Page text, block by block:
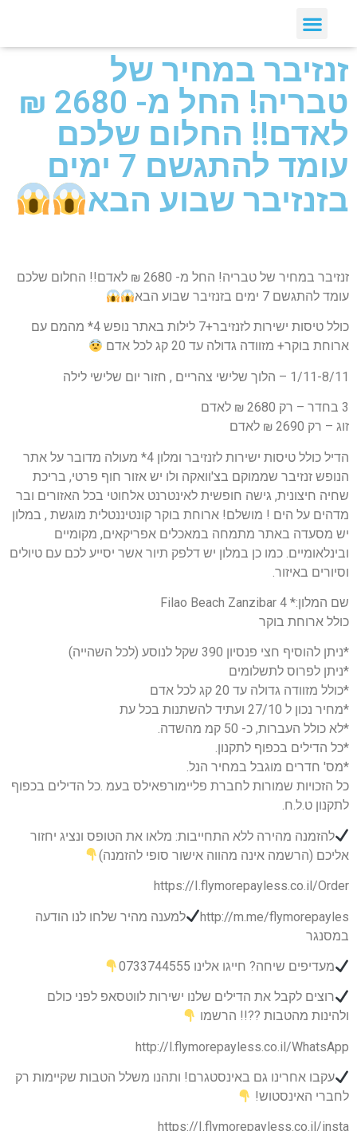
זנזיבר במחיר של
טבריה! החל מ- 2680 ₪
לאדם!! החלום שלכם
עומד להתגשם 7 ימים
בזנזיבר שבוע הבא
זנזיבר במחיר של טבריה! החל מ- 2680 ₪ לאדם!! החלום שלכם
עומד להתגשם 7 ימים בזנזיבר שבוע הבא
כולל טיסות ישירות לזנזיבר+7 לילות באתר נופש 4* מהמם עם
ארוחת בוקר+ מזוודה גדולה עד 20 קג לכל אדם
1/11-8/11 – הלוך שלישי צהריים , חזור יום שלישי לילה
3 בחדר – רק 2680 ₪ לאדם
זוג – רק 2690 ₪ לאדם
הדיל כולל טיסות ישירות לזנזיבר ומלון 4* מעולה מדובר על אתר
הנופש זנזיבר שממוקם בצ'וואקה ולו יש אזור חוף פרטי, בריכת
שחיה חיצונית, גישה חופשית לאינטרנט אלחוטי בכל האזורים ובר
מדהים על הים ! מושלם! ארוחת בוקר קונטיננטלית מוגשת , במלון
יש מסעדה באתר מתמחה במאכלים אפריקאים, מקומיים
ובינלאומיים. כמו כן במלון יש דלפק תיור אשר יסייע לכם עם טיולים
וסיורים באיזור.
שם המלון:* 4 Filao Beach Zanzibar
כולל ארוחת בוקר
*ניתן להוסיף חצי פנסיון 390 שקל לנוסע (לכל השהייה)
*ניתן לפרוס לתשלומים
*כולל מזוודה גדולה עד 20 קג לכל אדם
*מחיר נכון ל 27/10 ועתיד להשתנות בכל עת
*לא כולל העברות, כ- 50 קמ מהשדה.
*כל הדילים בכפוף לתקנון.
*מס' חדרים מוגבל במחיר הנל.
כל הזכויות שמורות לחברת פליימורפאילס בעמ .כל הדילים בכפוף
לתקנון ט.ל.ח.
להזמנה מהירה ללא התחייבות: מלאו את הטופס ונציג יחזור
אליכם (הרשמה אינה מהווה אישור סופי להזמנה)
https://I.flymorepayless.co.il/Order
http://m.me/flymorepayles
למענה מהיר שלחו לנו הודעה
במסנגר
מעדיפים שיחה? חייגו אלינו 0733744555
רוצים לקבל את הדילים שלנו ישירות לווטסאפ לפני כולם
ולהינות מהטבות ??!! הרשמו
http://l.flymorepayless.co.il/WhatsApp
עקבו אחרינו גם באינסטגרם! ותהנו משלל הטבות שקיימות רק
לחברי האינסטוש!
https://I.flymorepayless.co.il/insta